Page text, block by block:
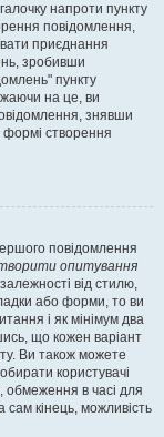
напроти пункту
повідомлення,
приєднання
зробивши
пункту
на це, ви
знявши
формі створення
повідомлення
опитування
від стилю,
або форми, то ви
і як мінімум два
що кожен варіант
Ви також можете
обирати користувачі
обмеження в часі для
сам кінець, можливість